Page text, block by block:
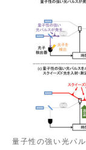
量子性の強い光パ